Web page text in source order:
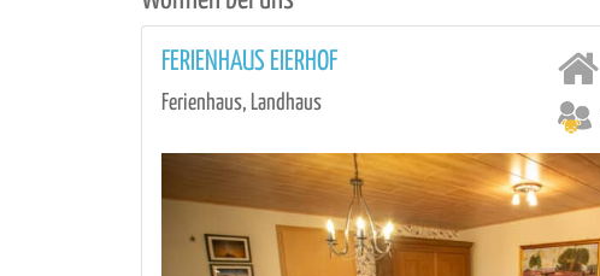
FERIENHAUS EIERHOF
Ferienhaus, Landhaus